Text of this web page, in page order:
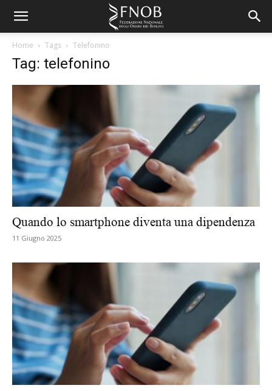
Home Tags Telefonino
Tag: telefonino
Quando lo smartphone diventa una dipendenza
11 Giugno 2025